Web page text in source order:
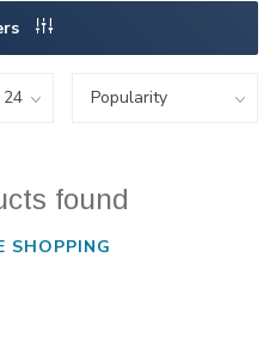
found
SHOPPING